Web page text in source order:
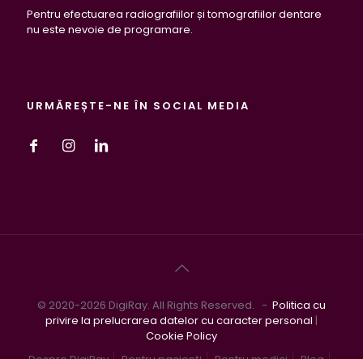
Pentru efectuarea radiografiilor și tomografiilor dentare
nu este nevoie de programare.
URMĂREȘTE-NE ÎN SOCIAL MEDIA
© 2020-2026 DigiRay. All Rights Reserved. - Politica cu
privire la prelucrarea datelor cu caracter personal |
Cookie Policy